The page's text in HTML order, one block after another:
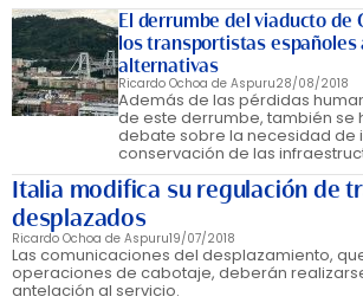
El derrumbe del viaducto de
los transportistas
alternativas
Ricardo Ochoa de Aspuru28/08/2018
Además de las pérdidas
de este derrumbe, también se
debate sobre la necesidad de
conservación de las
Italia modifica su regulación de
desplazados
Ricardo Ochoa de Aspuru19/07/2018
Las comunicaciones del desplazamiento,
operaciones de cabotaje, deberán
antelación al servicio.